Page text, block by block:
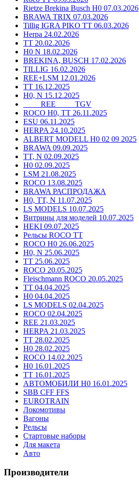
Rietze Brekina Busch H0 07.03.2026
BRAWA TRIX 07.03.2026
Tillig IGRA PIKO TT 06.03.2026
Herpa 24.02.2026
TT 20.02.2026
H0 N 18.02.2026
BREKINA, BUSCH 17.02.2026
TILLIG 16.02.2026
REE+LSM 12.01.2026
TT 16.12.2025
H0, N 15.12.2025
____ REE ____ TGV
ROCO H0, TT 26.11.2025
ESU 06.11.2025
HERPA 24.10.2025
ALBERT MODELL H0 02 09 2025
BRAWA 09.09.2025
TT, N 02.09.2025
H0 02.09.2025
LSM 21.08.2025
ROCO 13.08.2025
BRAWA РАСПРОДАЖА
H0, TT, N 11.07.2025
LS MODELS 10.07.2025
Витрины для моделей 10.07.2025
HEKI 09.07.2025
Рельсы ROCO TT
ROCO H0 26.06.2025
H0, N 25.06.2025
TT 25.06.2025
ROCO 20.05.2025
Fleischmann ROCO 20.05.2025
TT 04.04.2025
H0 04.04.2025
LS MODELS 02.04.2025
ROCO 02.04.2025
REE 21.03.2025
HERPA 21.03.2025
TT 28.02.2025
H0 28.02.2025
ROCO 14.02.2025
H0 16.01.2025
TT 16.01.2025
АВТОМОБИЛИ H0 16.01.2025
SBB CFF FFS
EUROTRAIN
Локомотивы
Вагоны
Рельсы
Стартовые наборы
Для макета
Авто
Производители